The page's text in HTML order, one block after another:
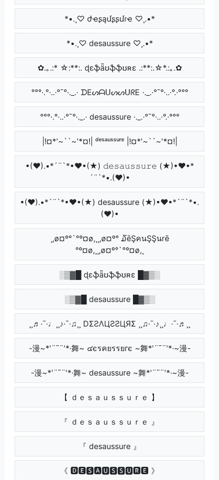
*•.¸♡ ժҽʂąմʂʂմɾҽ ♡¸.•*
*•.¸♡ desaussure ♡¸.•*
✿.｡.:* ☆:**:. ɖɛֆǟʊֆֆʊʀɛ .:**:.☆*.:｡.✿
°°°·.°·..·°¯°·._.· ᗪEᔕᗩᑌᔕᔕᑌᖇE ·._.·°¯°·..·°.·°°°
°°°·.°·..·°¯°·._.· desaussure ·._.·°¯°·..·°.·°°°
|!¤*'~``~'*¤!| ᵈᵉˢᵃᵘˢˢᵘʳᵉ |!¤*'~``~'*¤!|
•(♥).•*´¨`*•♥•(★) 𝚍𝚎𝚜𝚊𝚞𝚜𝚜𝚞𝚛𝚎 (★)•♥•*
´¨`*•.(♥)•
•(♥).•*´¨`*•♥•(★) desaussure (★)•♥•*´¨`*•.
(♥)•
¸,ø¤º°`°º¤ø,¸¸,ø¤º° ໓ēŞคนŞŞนrē
°º¤ø,¸¸,ø¤º°`°º¤ø,¸
░▒▓█ ɖɛֆǟʊֆֆʊʀɛ █▓▒░
░▒▓█ desaussure █▓▒░
¸¸♬·¯·♩¸¸♪·¯·♫¸¸ DΣƧΛЦƧƧЦЯΣ ¸¸♫·¯·♪¸¸♩·¯·♬¸¸
-漫~*'¨¯¨'*·舞~ ๔єรคยรรยгє ~舞*'¨¯¨'*·~漫-
-漫~*'¨¯¨'*·舞~ desaussure ~舞*'¨¯¨'*·~漫-
【 ｄｅｓａｕｓｓｕｒｅ 】
『 ｄｅｓａｕｓｓｕｒｅ 』
『 desaussure 』
《 🅳🅴🆂🅰🆄🆂🆂🆄🆁🅴 》